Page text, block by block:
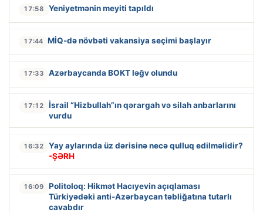
17:58 Yeniyetmənin meyiti tapıldı
17:44 MİQ-də növbəti vakansiya seçimi başlayır
17:33 Azərbaycanda BOKT ləğv olundu
17:12
İsrail “Hizbullah”ın qərargah və silah anbarlarını
vurdu
16:32
Yay aylarında üz dərisinə necə qulluq edilməlidir?
-ŞƏRH
16:09
Politoloq: Hikmət Hacıyevin açıqlaması
Türkiyədəki anti-Azərbaycan təbliğatına tutarlı
cavabdır